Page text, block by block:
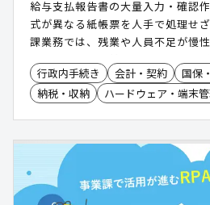
給与支払報告書の大量入力・確認
式が異なる紙帳票を人手で処理せ
課業務では、残業や人員不足が慢
本サービスは、給与支払報告書な
化したAI-OCRにより、事前レイア
非定型・手書き帳票も最大
対象項目の最大読み取り精度
行政内手続き 会計・契約
国保
納税・収納
ハードウェア・端末